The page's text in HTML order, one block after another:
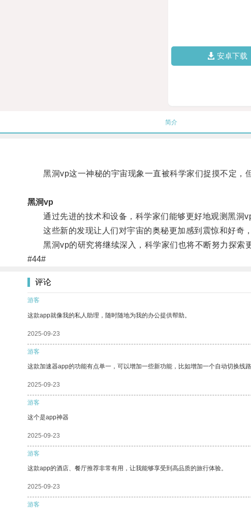
安卓下载
简介
黑洞vp这一神秘的宇宙现象一直被科学家们捉摸不定，
黑洞vp
通过先进的技术和设备，科学家们能够更好地观测黑洞
这些新的发现让人们对宇宙的奥秘更加感到震惊和好奇，
黑洞vp的研究将继续深入，科学家们也将不断努力探索
#44#
评论
游客
这款app就像我的私人助理，随时随地为我的办公提供帮助。
2025-09-23
游客
这款加速器app的功能有点单一，可以增加一些新功能，比如增加一个自动切换线路
2025-09-23
游客
这个是app神器
2025-09-23
游客
这款app的酒店、餐厅推荐非常有用，让我能够享受到高品质的旅行体验。
2025-09-23
游客